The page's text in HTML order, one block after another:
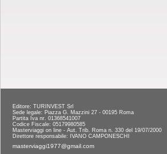
Editore: TURINVEST Srl
Sede legale: Piazza G. Mazzini 27 - 00195 Roma
Partita Iva nr. 01368541007
Codice Fiscale: 05179980585
Masterviaggi on line - Aut. Trib. Roma n. 330 del 19/07/2000
Direttore responsabile: IVANO CAMPONESCHI
masterviaggi1977@gmail.com